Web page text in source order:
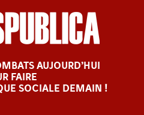
AUJOURD’HUI
FAIRE
SOCIALE DEMAIN !